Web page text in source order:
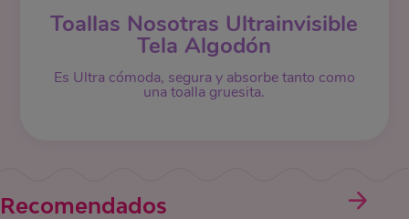
Toallas Nosotras Ultrainvisible
Tela Algodón
Es Ultra cómoda, segura y absorbe tanto como
una toalla gruesita.
Recomendados